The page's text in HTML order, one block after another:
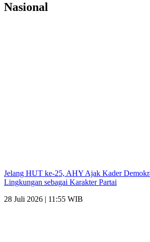
Nasional
Jelang HUT ke-25, AHY Ajak Kader
Lingkungan sebagai Karakter Partai
28 Juli 2026 | 11:55 WIB